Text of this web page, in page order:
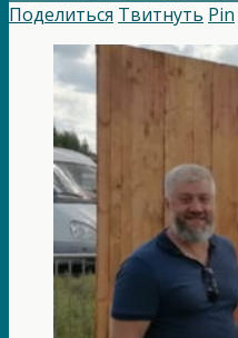
Поделиться Твитнуть Pin